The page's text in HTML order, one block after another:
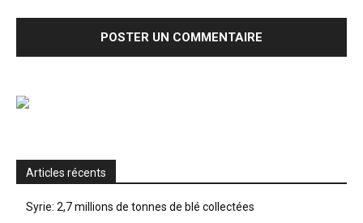
Articles récents
Syrie: 2,7 millions de tonnes de blé collectées